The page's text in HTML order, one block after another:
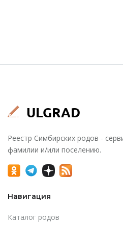
Реестр Симбирских родов -
фамилии и/или поселению.
Навигация
Каталог родов